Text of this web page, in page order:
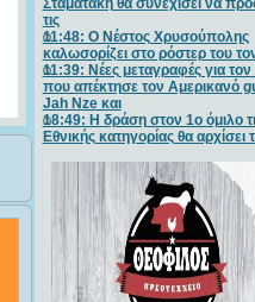
Σταματάκη θα συνεχίσει να
τις
11:48: Ο Νέστος Χρυσούπολης
καλωσορίζει στο ρόστερ του
11:39: Νέες μεταγραφές για τον
που απέκτησε τον Αμερικανό
Jah Nze και
18:49: Η δράση στον 1ο όμιλο
Εθνικής κατηγορίας θα αρχίσει